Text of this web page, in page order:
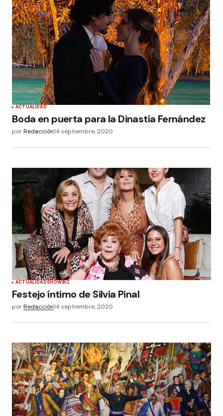
ACTUALIDAD
Boda en puerta para la Dinastía Fernández
porRedacción14 septiembre, 2020
ACTUALIDADSHOWBIZ
Festejo íntimo de Silvia Pinal
porRedacción14 septiembre, 2020